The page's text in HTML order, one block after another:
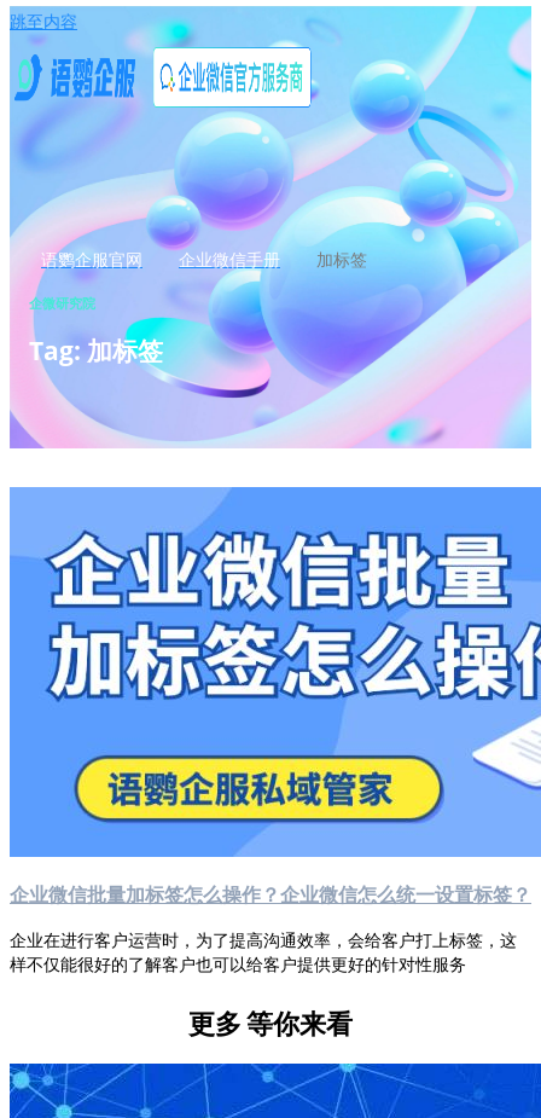
跳至内容
语鹦企服官网 企业微信手册 加标签
企微研究院
Tag: 加标签
企业微信批量加标签怎么操作？企业微信怎么统一设置标签？
企业在进行客户运营时，为了提高沟通效率，会给客户打上标签，这
样不仅能很好的了解客户也可以给客户提供更好的针对性服务
更多等你来看